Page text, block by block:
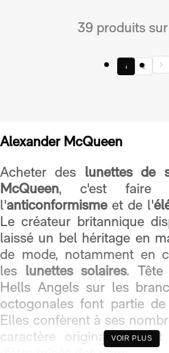
39 produits
1 2
Alexander McQueen
Acheter des lunettes de
McQueen, c'est faire
l'anticonformismeet de l'
Le créateur britannique
laissé un bel héritage en
de mode, notamment en
les lunettes solaires.
Hells Angels sur les
octogonales font partie
Elles confèrent à ses
caractère original etVOIR PLUS